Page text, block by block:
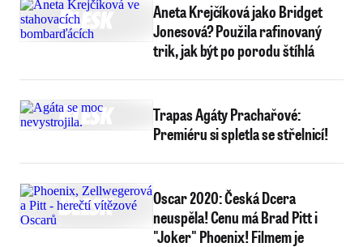
Aneta Krejčíková jako Bridget
Jonesová? Použila rafinovaný
trik, jak být po porodu štíhlá
Trapas Agáty Prachařové:
Premiéru si spletla se střelnicí!
Oscar 2020: Česká Dcera
neuspěla! Cenu má Brad Pitt i
"Joker" Phoenix! Filmem je